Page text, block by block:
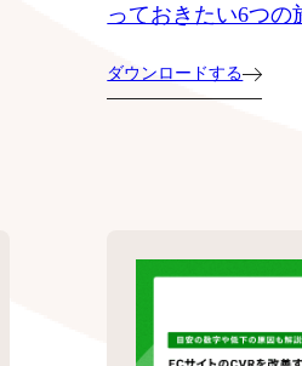
っておきたい6つの
ダウンロードする